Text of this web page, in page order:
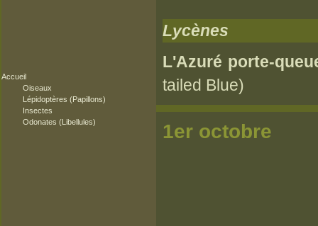
Accueil
Oiseaux
Lépidoptères (Papillons)
Insectes
Odonates (Libellules)
Lycènes
L'Azuré porte-
tailed Blue)